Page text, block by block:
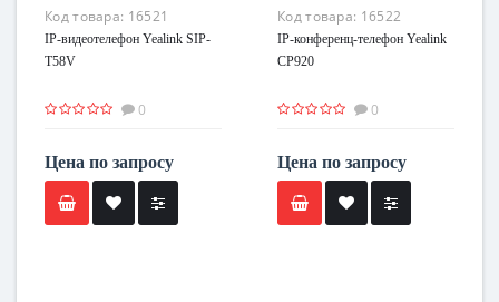
Код товара: 16521
IP-видеотелефон Yealink SIP-
T58V
0
Цена по запросу
Код товара: 16522
IP-конференц-телефон Yealink
CP920
0
Цена по запросу